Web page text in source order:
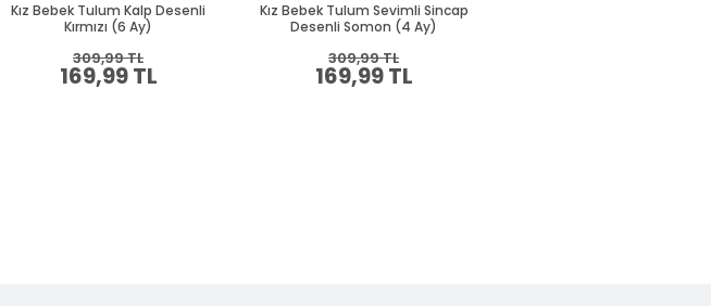
Kız Bebek Tulum Kalp Desenli
Kırmızı (6 Ay)
169,99 TL
309,99 TL
Kız Bebek Tulum Sevimli Sincap
Desenli Somon (4 Ay)
169,99 TL
309,99 TL